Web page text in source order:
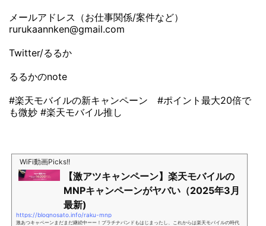
メールアドレス（お仕事関係/案件など）
rurukaannken@gmail.com
Twitter/るるか
るるかのnote
#楽天モバイルの新キャンペーン #ポイント最大20倍で
も微妙 #楽天モバイル推し
WiFi動画Picks!!
【激アツキャンペーン】楽天モバイルの
MNPキャンペーンがヤバい（2025年3月
最新)
https://blognosato.info/raku-mnp
激あつキャペーンまだまだ継続中ーー！プラチナバンドもはじまったし、これからは楽天モバイルの時代